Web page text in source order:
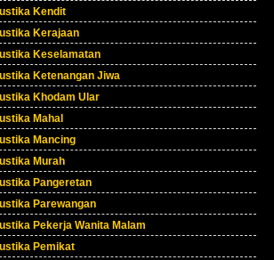
Kendit
Kerajaan
Keselamatan
Ketenangan Jiwa
Khodam Ular
Mahal
Mancing
Murah
Pangeretan
Parewangan
Pekerja Wanita Malam
Pemikat